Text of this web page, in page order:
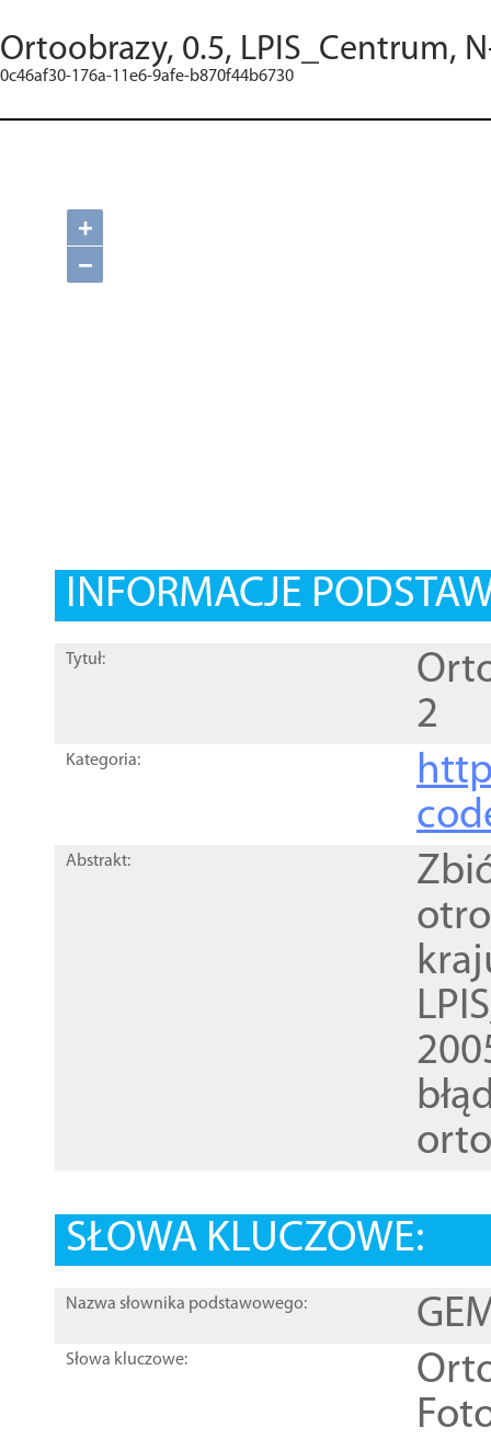
Ortoobrazy, 0.5, LPIS_Centrum,
0c46af30-176a-11e6-9afe-b870f44b6730
+
−
INFORMACJE
Tytuł:
2
Kategoria:
Abstrakt:
SŁOWA KLUCZOWE:
Nazwa słownika podstawowego:
Słowa kluczowe: